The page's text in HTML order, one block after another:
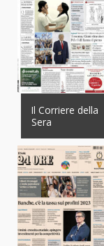
Il Corriere della
Sera